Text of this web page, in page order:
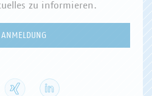
zu informieren.
ANMELDUNG